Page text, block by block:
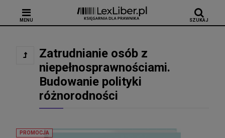
MENU SZUKAJ
Zatrudnianie osób z
niepełnosprawnościami.
Budowanie polityki
różnorodności
PROMOCJA